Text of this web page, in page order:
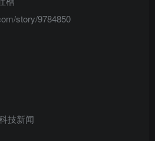
story/9784850
技新闻